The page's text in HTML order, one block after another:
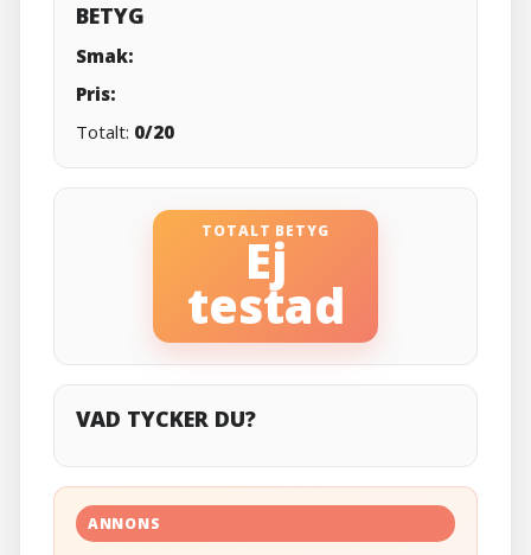
BETYG
Smak:
Pris:
Totalt: 0/20
TOTALT BETYG
Ej
testad
VAD TYCKER DU?
ANNONS